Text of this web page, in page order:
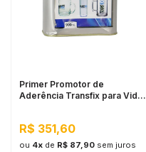
Primer Promotor de
Aderência Transfix para Vidro
R$ 351,60
ou 4xde R$ 87,90 sem juros